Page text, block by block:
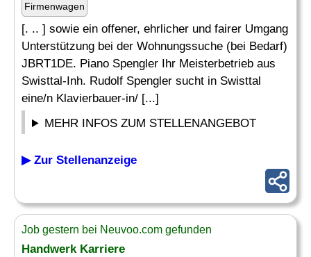
Firmenwagen
[. .. ] sowie ein offener, ehrlicher und fairer Umgang
Unterstützung bei der Wohnungssuche (bei Bedarf)
JBRT1DE. Piano Spengler Ihr Meisterbetrieb aus
Swisttal-Inh. Rudolf Spengler sucht in Swisttal
eine/n Klavierbauer-in/ [...]
MEHR INFOS ZUM STELLENANGEBOT
▶ Zur Stellenanzeige
Job gestern bei Neuvoo.com gefunden
Handwerk Karriere